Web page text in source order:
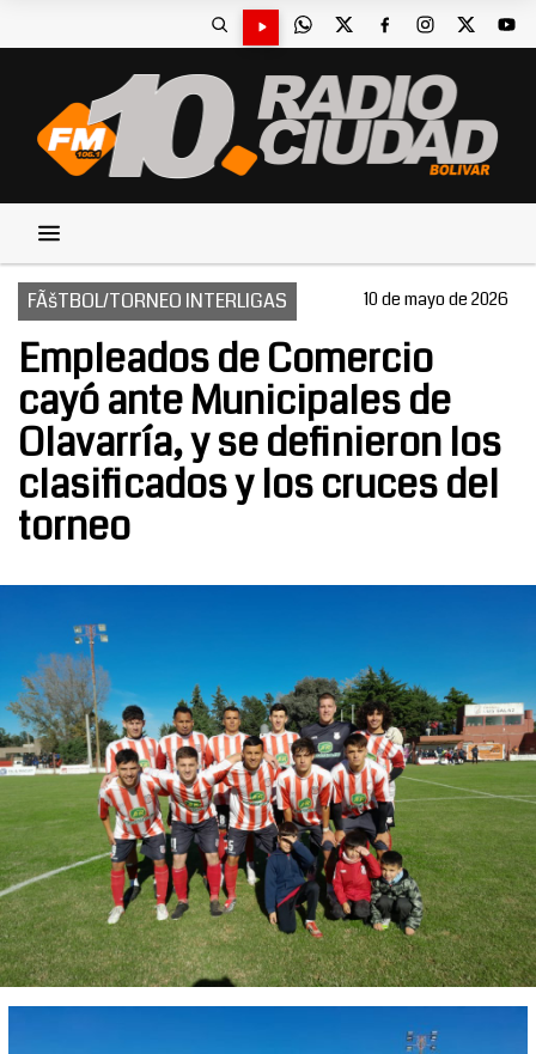
FÃšTBOL/TORNEO INTERLIGAS 10 de mayo de 2026
Empleados de Comercio
cayó ante Municipales de
Olavarría, y se definieron los
clasificados y los cruces del
torneo